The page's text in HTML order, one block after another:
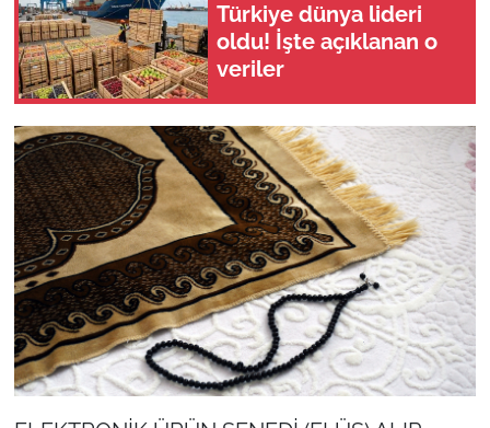
Türkiye dünya lideri
oldu! İşte açıklanan o
veriler